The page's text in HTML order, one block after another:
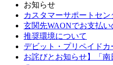
お知らせ
カスタマーサポートセ
玄関先WAONでお支払
推奨環境について
デビット・プリペイド
お詫びとお知らせ】「